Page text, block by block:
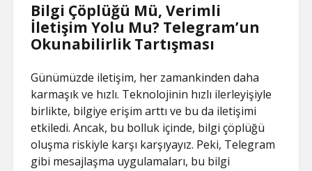
Bilgi Çöplüğü Mü, Verimli
İletişim Yolu Mu? Telegram’un
Okunabilirlik Tartışması
Günümüzde iletişim, her zamankinden daha
karmaşık ve hızlı. Teknolojinin hızlı ilerleyişiyle
birlikte, bilgiye erişim arttı ve bu da iletişimi
etkiledi. Ancak, bu bolluk içinde, bilgi çöplüğü
oluşma riskiyle karşı karşıyayız. Peki, Telegram
gibi mesajlaşma uygulamaları, bu bilgi